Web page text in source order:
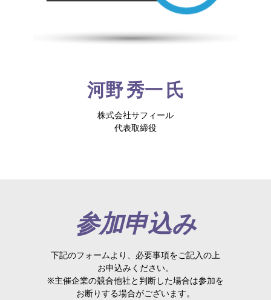
河野 秀一 氏
株式会社サフィール
代表取締役
参加申込み
下記のフォームより、必要事項をご記入の上
お申込みください。
※主催企業の競合他社と判断した場合は参加を
お断りする場合がございます。